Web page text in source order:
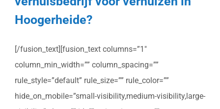
Hoogerheide?
[/fusion_text][fusion_text columns=”1″
column_min_width=”” column_spacing=””
rule_style=”default” rule_size=”” rule_color=””
hide_on_mobile=”small-visibility,medium-visibility,large-